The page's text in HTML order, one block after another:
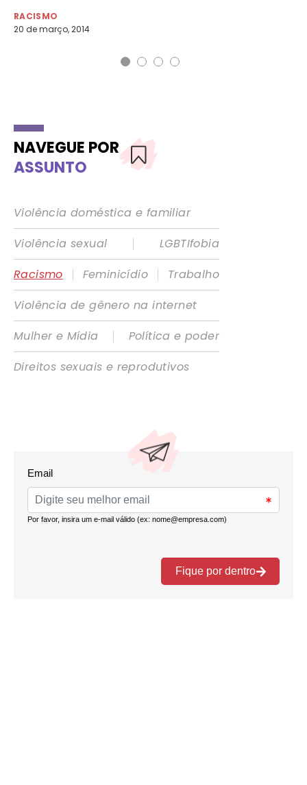
RACISMO
20 de março, 2014
NAVEGUE POR
ASSUNTO
Violência doméstica e familiar
Violência sexual
|
LGBTIfobia
Racismo
| Feminicídio |
Trabalho
Violência de gênero na internet
Mulher e Mídia
|
Política e poder
Direitos sexuais e reprodutivos